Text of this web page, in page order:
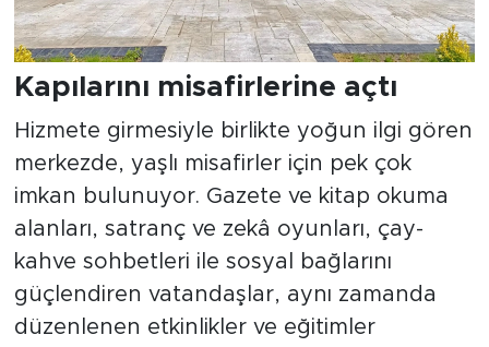
Kapılarını misafirlerine açtı
Hizmete girmesiyle birlikte yoğun ilgi gören
merkezde, yaşlı misafirler için pek çok
imkan bulunuyor. Gazete ve kitap okuma
alanları, satranç ve zekâ oyunları, çay-
kahve sohbetleri ile sosyal bağlarını
güçlendiren vatandaşlar, aynı zamanda
düzenlenen etkinlikler ve eğitimler